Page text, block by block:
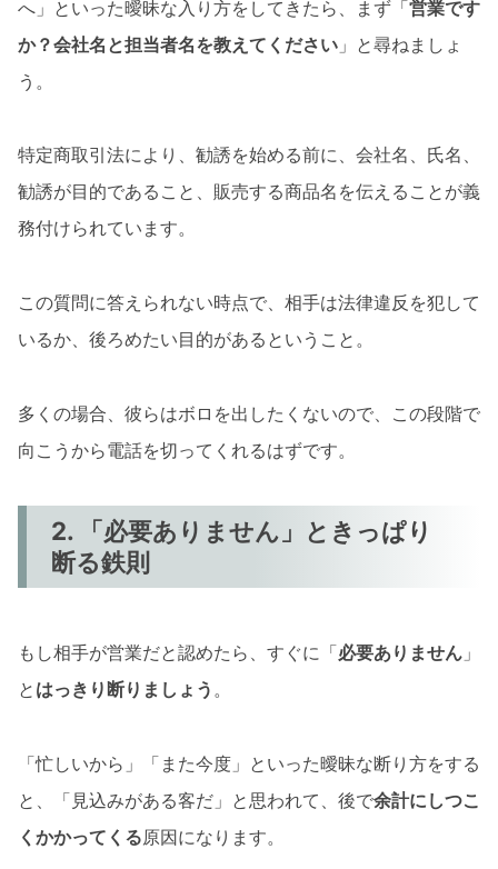
へ」といった曖昧な入り方をしてきたら、まず「営業です
か？会社名と担当者名を教えてください 」と尋ねましょ
う。
特定商取引法により、勧誘を始める前に、会社名、氏名、
勧誘が目的であること、販売する商品名を伝えることが義
務付けられています。
この質問に答えられない時点で、相手は法律違反を犯して
いるか、後ろめたい目的があるということ。
多くの場合、彼らはボロを出したくないので、この段階で
向こうから電話を切ってくれるはずです。
2. 「必要ありません」ときっぱり
断る鉄則
もし相手が営業だと認めたら、すぐに「必要ありません 」
と はっきり断りましょう 。
「忙しいから」「また今度」といった曖昧な断り方をする
と、「見込みがある客だ」と思われて、後で余計にしつこ
くかかってくる原因になります。